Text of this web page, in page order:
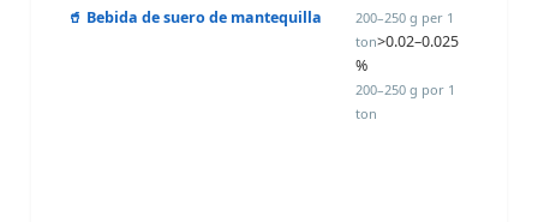
🥤 Bebida de suero de mantequilla
200–250 g per 1
ton>0.02–0.025
%
200–250 g por 1
ton